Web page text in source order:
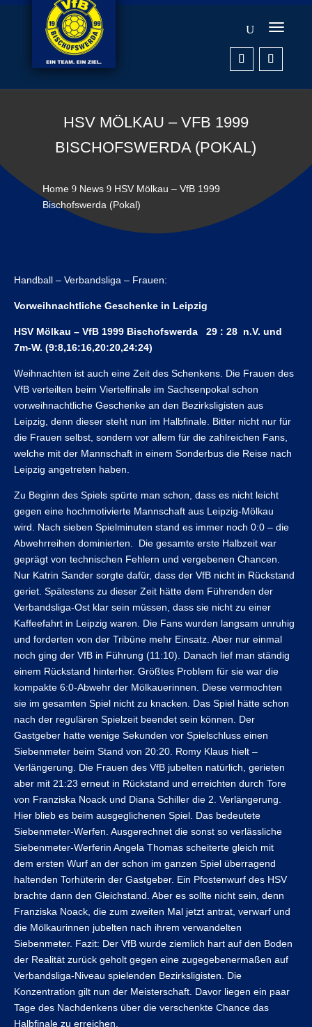
HSV MÖLKAU – VFB 1999
BISCHOFSWERDA (POKAL)
Home 9 News 9 HSV Mölkau – VfB 1999
Bischofswerda (Pokal)
Handball – Verbandsliga – Frauen:
Vorweihnachtliche Geschenke in Leipzig
HSV Mölkau – VfB 1999 Bischofswerda 29 : 28 n.V. und
7m-W. (9:8,16:16,20:20,24:24)
Weihnachten ist auch eine Zeit des Schenkens. Die Frauen des
VfB verteilten beim Viertelfinale im Sachsenpokal schon
vorweihnachtliche Geschenke an den Bezirksligisten aus
Leipzig, denn dieser steht nun im Halbfinale. Bitter nicht nur für
die Frauen selbst, sondern vor allem für die zahlreichen Fans,
welche mit der Mannschaft in einem Sonderbus die Reise nach
Leipzig angetreten haben.
Zu Beginn des Spiels spürte man schon, dass es nicht leicht
gegen eine hochmotivierte Mannschaft aus Leipzig-Mölkau
wird. Nach sieben Spielminuten stand es immer noch 0:0 – die
Abwehrreihen dominierten. Die gesamte erste Halbzeit war
geprägt von technischen Fehlern und vergebenen Chancen.
Nur Katrin Sander sorgte dafür, dass der VfB nicht in Rückstand
geriet. Spätestens zu dieser Zeit hätte dem Führenden der
Verbandsliga-Ost klar sein müssen, dass sie nicht zu einer
Kaffeefahrt in Leipzig waren. Die Fans wurden langsam unruhig
und forderten von der Tribüne mehr Einsatz. Aber nur einmal
noch ging der VfB in Führung (11:10). Danach lief man ständig
einem Rückstand hinterher. Größtes Problem für sie war die
kompakte 6:0-Abwehr der Mölkauerinnen. Diese vermochten
sie im gesamten Spiel nicht zu knacken. Das Spiel hätte schon
nach der regulären Spielzeit beendet sein können. Der
Gastgeber hatte wenige Sekunden vor Spielschluss einen
Siebenmeter beim Stand von 20:20. Romy Klaus hielt –
Verlängerung. Die Frauen des VfB jubelten natürlich, gerieten
aber mit 21:23 erneut in Rückstand und erreichten durch Tore
von Franziska Noack und Diana Schiller die 2. Verlängerung.
Hier blieb es beim ausgeglichenen Spiel. Das bedeutete
Siebenmeter-Werfen. Ausgerechnet die sonst so verlässliche
Siebenmeter-Werferin Angela Thomas scheiterte gleich mit
dem ersten Wurf an der schon im ganzen Spiel überragend
haltenden Torhüterin der Gastgeber. Ein Pfostenwurf des HSV
brachte dann den Gleichstand. Aber es sollte nicht sein, denn
Franziska Noack, die zum zweiten Mal jetzt antrat, verwarf und
die Mölkaurinnen jubelten nach ihrem verwandelten
Siebenmeter. Fazit: Der VfB wurde ziemlich hart auf den Boden
der Realität zurück geholt gegen eine zugegebenermaßen auf
Verbandsliga-Niveau spielenden Bezirksligisten. Die
Konzentration gilt nun der Meisterschaft. Davor liegen ein paar
Tage des Nachdenkens über die verschenkte Chance das
Halbfinale zu erreichen.